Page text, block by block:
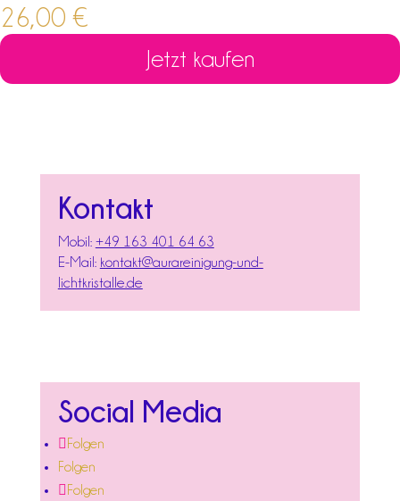
26,00€
Jetzt kaufen
Kontakt
Mobil: +49 163 401 64 63
E-Mail: kontakt@aurareinigung-und-
lichtkristalle.de
Social Media
Folgen
Folgen
Folgen